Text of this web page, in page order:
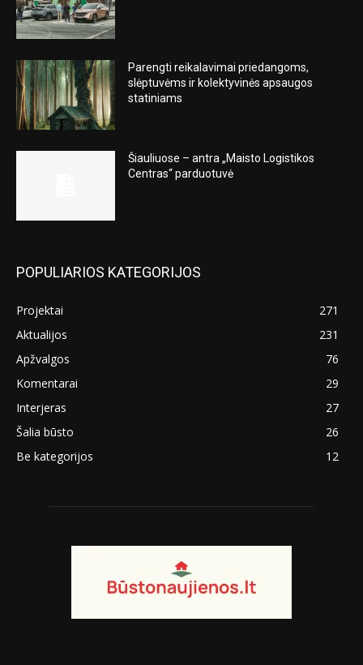
Parengti reikalavimai priedangoms,
slėptuvėms ir kolektyvinės apsaugos
statiniams
Šiauliuose – antra „Maisto Logistikos
Centras“ parduotuvė
POPULIARIOS KATEGORIJOS
Projektai
271
Aktualijos
231
Apžvalgos
76
Komentarai
29
Interjeras
27
Šalia būsto
26
Be kategorijos
12